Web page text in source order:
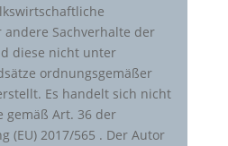
Sachverhalte der
diese nicht unter
ordnungsgemäßer
Es handelt sich nicht
gemäß Art. 36 der
(EU) 2017/565 . Der Autor